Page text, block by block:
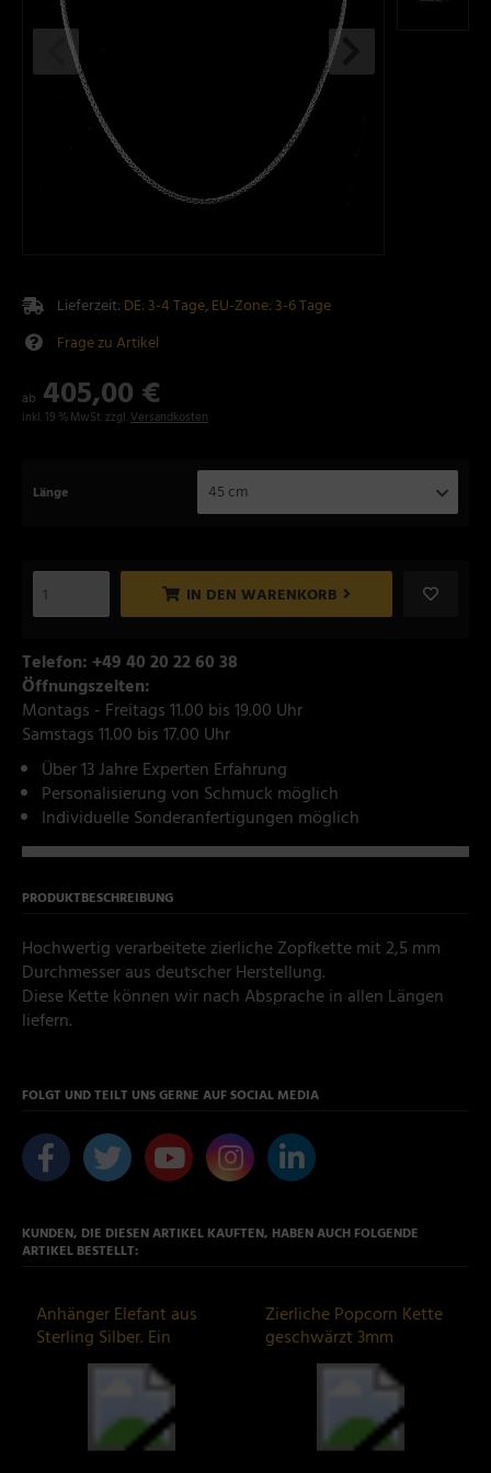
Lieferzeit: DE: 3-4 Tage, EU-Zone: 3-6 Tage
Frage zu Artikel
ab 405,00 €
inkl. 19 % MwSt. zzgl. Versandkosten
Länge 45 cm
IN DEN WARENKORB
Telefon: +49 40 20 22 60 38
Öffnungszeiten:
Montags - Freitags 11.00 bis 19.00 Uhr
Samstags 11.00 bis 17.00 Uhr
Über 13 Jahre Experten Erfahrung
Personalisierung von Schmuck möglich
Individuelle Sonderanfertigungen möglich
PRODUKTBESCHREIBUNG
Hochwertig verarbeitete zierliche Zopfkette mit 2,5 mm
Durchmesser aus deutscher Herstellung.
Diese Kette können wir nach Absprache in allen Längen
liefern.
FOLGT UND TEILT UNS GERNE AUF SOCIAL MEDIA
KUNDEN, DIE DIESEN ARTIKEL KAUFTEN, HABEN AUCH FOLGENDE
ARTIKEL BESTELLT:
Anhänger Elefant aus
Sterling Silber. Ein
Symbol für Stärke und
Zierliche Popcorn Kette
geschwärzt 3mm
Sterling Silber 925er